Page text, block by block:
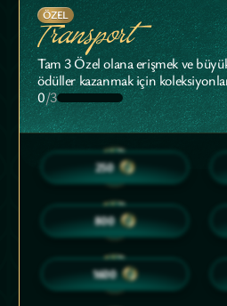
ÖZEL
Transport
Tam 3 Özel olana erişmek ve
ödüller kazanmak için
0/3
10
250
20
800
25
1600